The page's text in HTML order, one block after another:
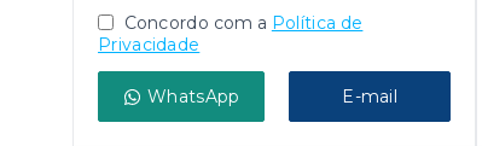
Concordo com a Política de
Privacidade
WhatsApp E-mail